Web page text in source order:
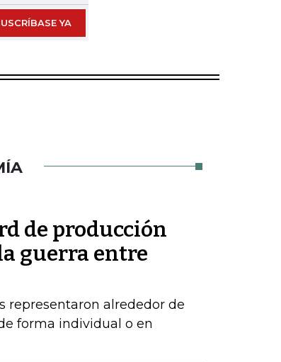
YA
de producción
guerra entre
representaron alrededor de
forma individual o en